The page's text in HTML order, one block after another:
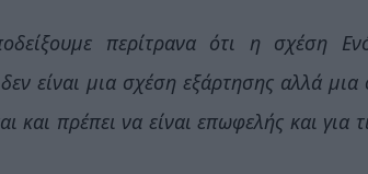
περίτρανα ότι η σχέση
είναι μια σχέση εξάρτησης αλλά μια
και πρέπει να είναι επωφελής και για